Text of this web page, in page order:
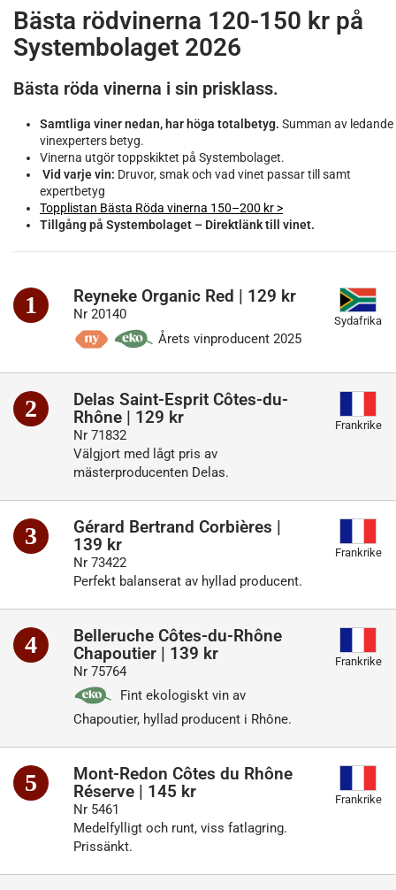
Bästa rödvinerna 120-150 kr på
Systembolaget 2026
Bästa röda vinerna i sin prisklass.
Samtliga viner nedan, har höga totalbetyg. Summan av ledande
vinexperters betyg.
Vinerna utgör toppskiktet på Systembolaget.
Vid varje vin: Druvor, smak och vad vinet passar till samt
expertbetyg
Topplistan Bästa Röda vinerna 150–200 kr >
Tillgång på Systembolaget – Direktlänk till vinet.
1 Reyneke Organic Red | 129 kr
Nr 20140
Årets vinproducent 2025
Sydafrika
2
Delas Saint-Esprit Côtes-du-
Rhône | 129 kr
Nr 71832
Välgjort med lågt pris av
mästerproducenten Delas.
Frankrike
3
Gérard Bertrand Corbières |
139 kr
Nr 73422
Perfekt balanserat av hyllad producent.
Frankrike
4
Belleruche Côtes-du-Rhône
Chapoutier | 139 kr
Nr 75764
Fint ekologiskt vin av
Chapoutier, hyllad producent i Rhône.
Frankrike
5
Mont-Redon Côtes du Rhône
Réserve | 145 kr
Nr 5461
Medelfylligt och runt, viss fatlagring.
Prissänkt.
Frankrike